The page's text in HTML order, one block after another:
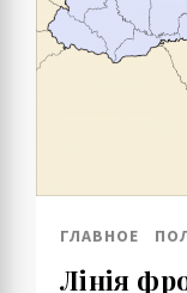
ГЛАВНОЕ
Лінія